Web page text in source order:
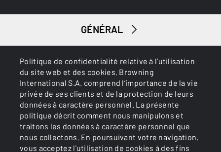
Politique de confidentialité relative à l’utilisation
du site web et des cookies. Browning
International S.A. comprend l’importance de la vie
privée de ses clients et de la protection de leurs
données à caractère personnel. La présente
politique décrit comment nous manipulons et
traitons les données à caractère personnel que
nous collectons. En poursuivant votre navigation,
vous acceptez l'utilisation de cookies à des fins
GÉNÉRAL
SERVICES
Cookies Politique de confidentialité